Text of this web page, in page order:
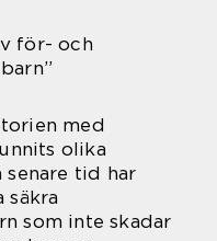
för- och
med
olika
senare tid har
säkra
som inte skadar